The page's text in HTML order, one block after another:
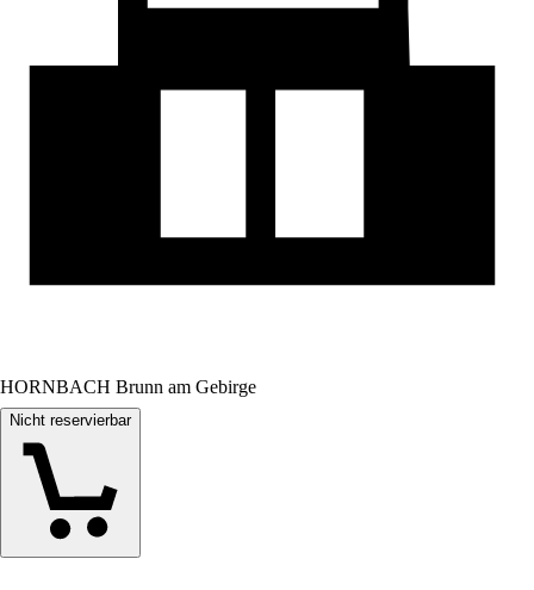
HORNBACH Brunn am Gebirge
Nicht reservierbar